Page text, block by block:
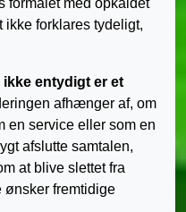
formålet med opkaldet
forklares tydeligt,
ikke entydigt er et
afhænger af, om
en service eller som en
afslutte samtalen,
at blive slettet fra
ønsker fremtidige